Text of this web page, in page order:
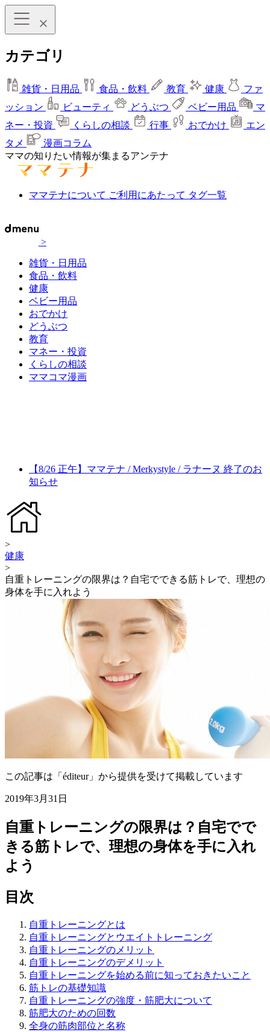
カテゴリ
雑貨・日用品 食品・飲料 教育 健康
ファ
ッション
ビューティ どうぶつ ベビー用品
マ
ネー・投資
くらしの相談 行事 おでかけ
エン
タメ
漫画コラム
ママの知りたい情報が集まるアンテナ
ママテナについて ご利用にあたって タグ一覧
>
雑貨・日用品
食品・飲料
健康
ベビー用品
おでかけ
どうぶつ
教育
マネー・投資
くらしの相談
ママコマ漫画
【8/26 正午】ママテナ / Merkystyle / ラナーヌ 終了のお
知らせ
>
健康
>
自重トレーニングの限界は？自宅でできる筋トレで、理想の
身体を手に入れよう
この記事は「éditeur」から提供を受けて掲載しています
2019年3月31日
自重トレーニングの限界は？自宅でで
きる筋トレで、理想の身体を手に入れ
よう
目次
自重トレーニングとは
自重トレーニングとウエイトトレーニング
自重トレーニングのメリット
自重トレーニングのデメリット
自重トレーニングを始める前に知っておきたいこと
筋トレの基礎知識
自重トレーニングの強度・筋肥大について
筋肥大のための回数
全身の筋肉部位と名称